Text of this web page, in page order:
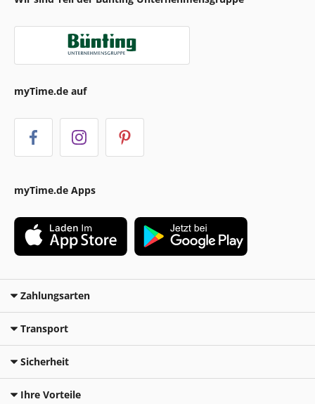
myTime.de auf
myTime.de Apps
Zahlungsarten
Transport
Sicherheit
Ihre Vorteile